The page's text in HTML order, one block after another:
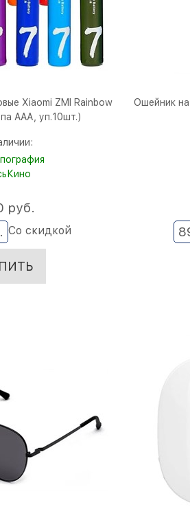
Xiaomi ZMI Rainbow
AAА, уп.10шт.)
Со скидкой
руб.
Ошейник